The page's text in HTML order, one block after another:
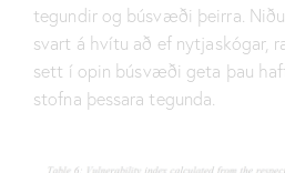
tegundir og búsvæði þeirra.
svart á hvítu að ef nytjaskógar,
sett í opin búsvæði geta þau
stofna þessara tegunda.